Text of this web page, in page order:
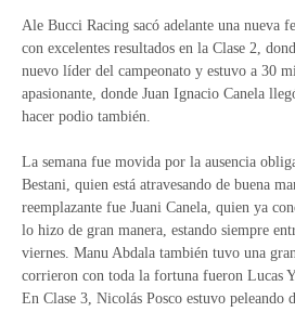
Ale Bucci Racing sacó adelante una nueva
con excelentes resultados en la Clase 2,
nuevo líder del campeonato y estuvo a 30
apasionante, donde Juan Ignacio Canela
hacer podio también.
La semana fue movida por la ausencia
Bestani, quien está atravesando de buena
reemplazante fue Juani Canela, quien ya
lo hizo de gran manera, estando siempre
viernes. Manu Abdala también tuvo una
corrieron con toda la fortuna fueron Lucas
En Clase 3, Nicolás Posco estuvo peleando